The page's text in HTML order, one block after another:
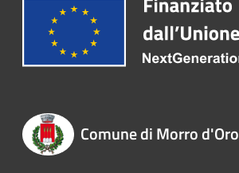
Comune di Morro d'Oro